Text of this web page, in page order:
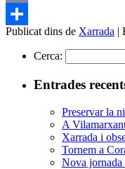
Email
Comparteix
Publicat dins de Xarrada |
Cerca:
Entrades
Preservar la
A
Xarrada i
Tornem a
Nova jornada